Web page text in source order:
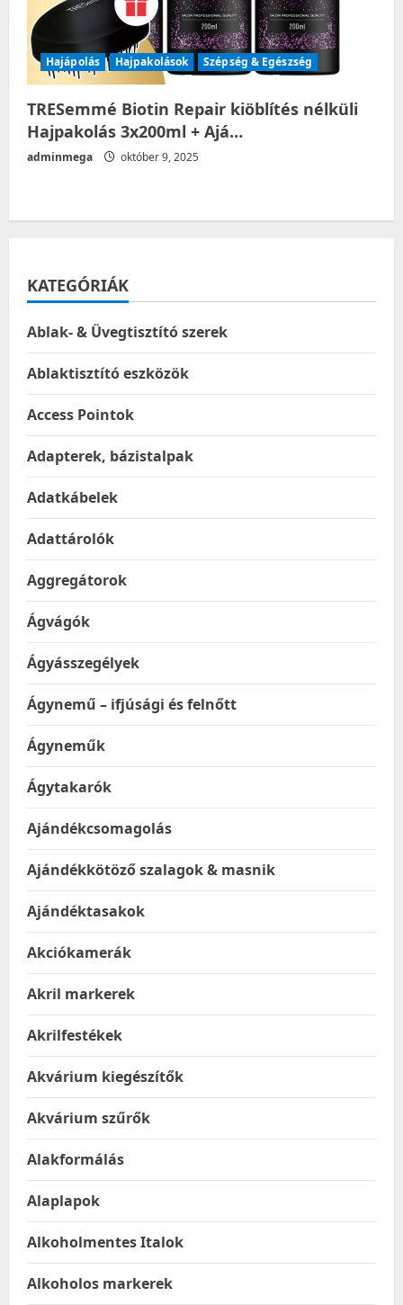
Hajápolás Hajpakolások Szépség & Egészség
TRESemmé Biotin Repair kiöblítés nélküli
Hajpakolás 3x200ml + Ajá…
adminmega október 9, 2025
KATEGÓRIÁK
Ablak- & Üvegtisztító szerek
Ablaktisztító eszközök
Access Pointok
Adapterek, bázistalpak
Adatkábelek
Adattárolók
Aggregátorok
Ágvágók
Ágyásszegélyek
Ágynemű – ifjúsági és felnőtt
Ágyneműk
Ágytakarók
Ajándékcsomagolás
Ajándékkötöző szalagok & masnik
Ajándéktasakok
Akciókamerák
Akril markerek
Akrilfestékek
Akvárium kiegészítők
Akvárium szűrők
Alakformálás
Alaplapok
Alkoholmentes Italok
Alkoholos markerek